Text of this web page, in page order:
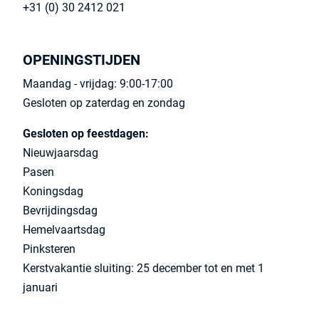
+31 (0) 30 2412 021
OPENINGSTIJDEN
Maandag - vrijdag: 9:00-17:00
Gesloten op zaterdag en zondag
Gesloten op feestdagen:
Nieuwjaarsdag
Pasen
Koningsdag
Bevrijdingsdag
Hemelvaartsdag
Pinksteren
Kerstvakantie sluiting: 25 december tot en met 1
januari